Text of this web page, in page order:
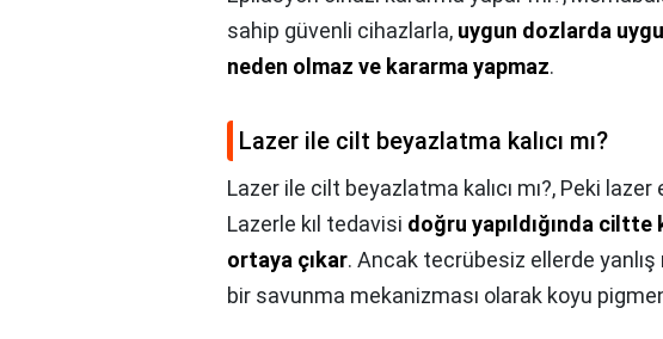
sahip güvenli cihazlarla, uygun dozlarda
neden olmaz ve kararma yapmaz.
Lazer ile cilt beyazlatma kalıcı mı?
Lazer ile cilt beyazlatma kalıcı mı?, Peki lazer
Lazerle kıl tedavisi doğru yapıldığında
ortaya çıkar. Ancak tecrübesiz ellerde yanlış
bir savunma mekanizması olarak koyu